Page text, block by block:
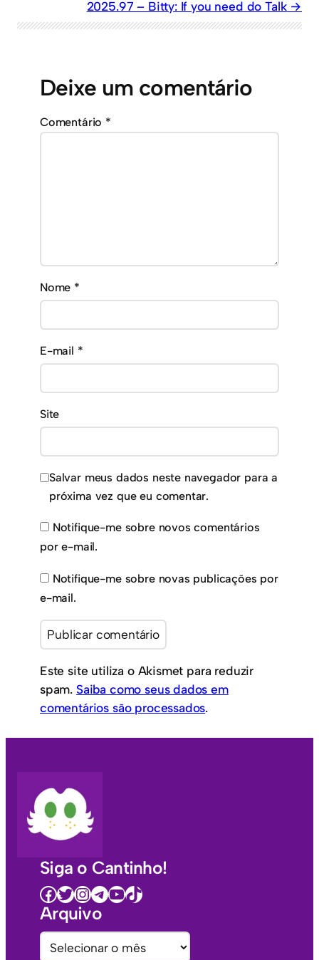
2025.97 – Bitty: If you need do Talk
Deixe um comentário
Comentário *
Nome *
E-mail *
Site
Salvar meus dados neste navegador para a
próxima vez que eu comentar.
Notifique-me sobre novos comentários
por e-mail.
Notifique-me sobre novas publicações por
e-mail.
Este site utiliza o Akismet para reduzir
spam. Saiba como seus dados em
comentários são processados.
Siga o Cantinho!
Facebook Twitter InstagramTelegramYoutube TikTok
Arquivo
A